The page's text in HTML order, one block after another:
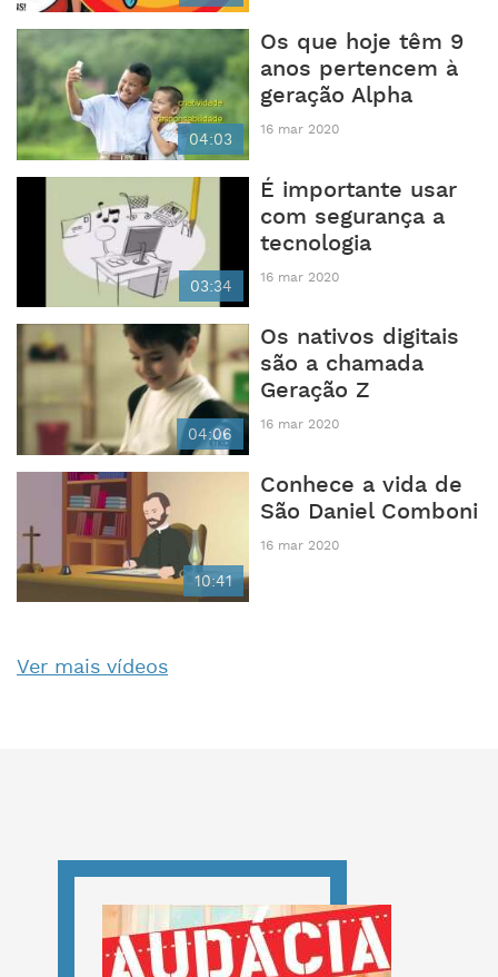
04:03
Os que hoje têm 9
anos pertencem à
geração Alpha
16 mar 2020
03:34
É importante usar
com segurança a
tecnologia
16 mar 2020
04:06
Os nativos digitais
são a chamada
Geração Z
16 mar 2020
10:41
Conhece a vida de
São Daniel Comboni
16 mar 2020
Ver mais vídeos